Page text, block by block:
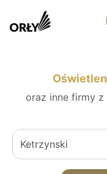
oraz inne firmy z